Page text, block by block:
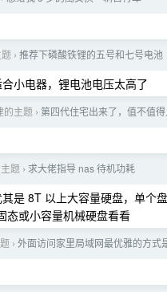
› 推荐下磷酸铁锂的五号和七号电池
小电器，锂电池电压太高了
的主题 › 第四代住宅出来了，值不值
题 › 求大佬指导 nas 待机功耗
是 8T 以上大容量硬盘，单个
态或小容量机械硬盘看看
› 外面访问家里局域网最优雅的方式